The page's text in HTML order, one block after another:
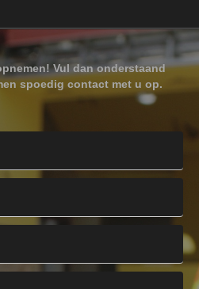
Vul dan onderstaand
spoedig contact met u op.